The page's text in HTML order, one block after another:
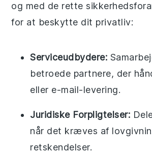
og med de rette
for at beskytte dit privatliv:
Serviceudbydere:
betroede partnere, der
eller e-mail-levering.
Juridiske Forpligtelser:
når det kræves af
retskendelser.